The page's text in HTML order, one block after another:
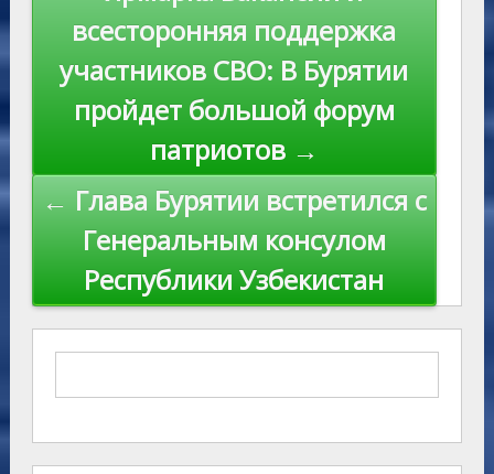
всесторонняя поддержка
участников СВО: В Бурятии
пройдет большой форум
патриотов →
← Глава Бурятии встретился с
Генеральным консулом
Республики Узбекистан